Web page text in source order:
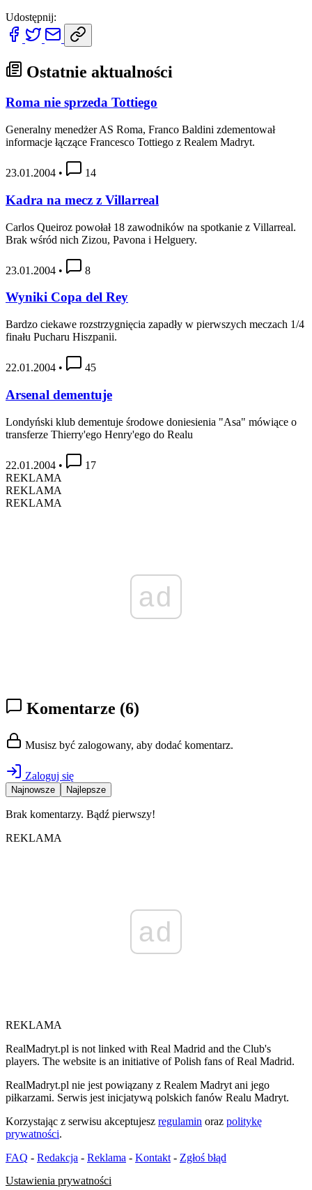
Udostępnij:
Ostatnie aktualności
Roma nie sprzeda Tottiego
Generalny menedżer AS Roma, Franco Baldini zdementował
informacje łączące Francesco Tottiego z Realem Madryt.
23.01.2004 • 14
Kadra na mecz z Villarreal
Carlos Queiroz powołał 18 zawodników na spotkanie z Villarreal.
Brak wśród nich Zizou, Pavona i Helguery.
23.01.2004 • 8
Wyniki Copa del Rey
Bardzo ciekawe rozstrzygnięcia zapadły w pierwszych meczach 1/4
finału Pucharu Hiszpanii.
22.01.2004 • 45
Arsenal dementuje
Londyński klub dementuje środowe doniesienia "Asa" mówiące o
transferze Thierry'ego Henry'ego do Realu
22.01.2004 •
17
REKLAMA
REKLAMA
REKLAMA
ad
Komentarze (6)
Musisz być zalogowany, aby dodać komentarz.
Zaloguj się
Najnowsze Najlepsze
Brak komentarzy. Bądź pierwszy!
REKLAMA
ad
REKLAMA
RealMadryt.pl is not linked with Real Madrid and the Club's
players. The website is an initiative of Polish fans of Real Madrid.
RealMadryt.pl nie jest powiązany z Realem Madryt ani jego
piłkarzami. Serwis jest inicjatywą polskich fanów Realu Madryt.
Korzystając z serwisu akceptujesz regulamin oraz politykę
prywatności.
FAQ - Redakcja - Reklama - Kontakt - Zgłoś błąd
Ustawienia prywatności